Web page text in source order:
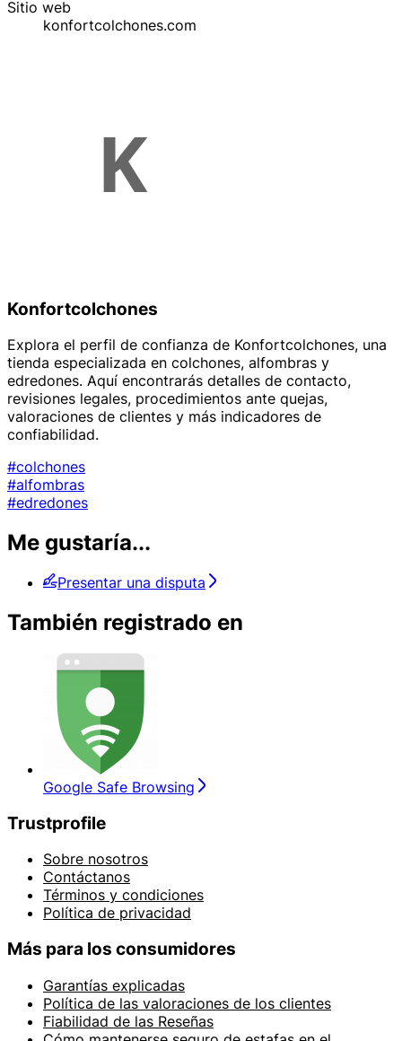
Sitio web
konfortcolchones.com
Konfortcolchones
Explora el perfil de confianza de Konfortcolchones, una
tienda especializada en colchones, alfombras y
edredones. Aquí encontrarás detalles de contacto,
revisiones legales, procedimientos ante quejas,
valoraciones de clientes y más indicadores de
confiabilidad.
#colchones
#alfombras
#edredones
Me gustaría...
Presentar una disputa
También registrado en
Google Safe Browsing
Trustprofile
Sobre nosotros
Contáctanos
Términos y condiciones
Política de privacidad
Más para los consumidores
Garantías explicadas
Política de las valoraciones de los clientes
Fiabilidad de las Reseñas